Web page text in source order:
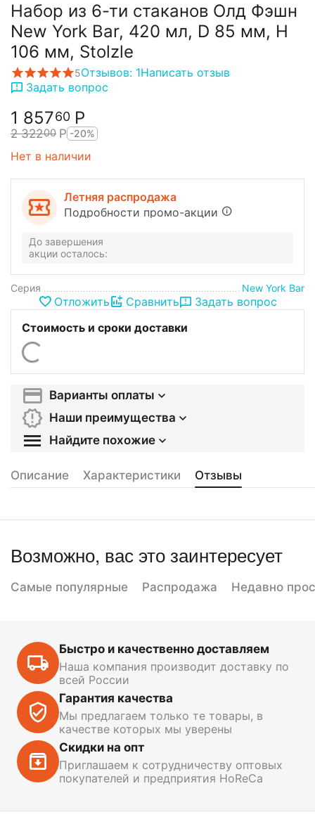
Набор из 6-ти стаканов Олд Фэшн
New York Bar, 420 мл, D 85 мм, H
106 мм, Stolzle
5Отзывов: 1Написать отзыв
Задать вопрос
1 85760 Р
2 32200 Р -20%
Нет в наличии
Летняя распродажа
Подробности промо-акции
До завершения
акции осталось:
Серия New York Bar
Отложить Сравнить
Задать вопрос
Стоимость и сроки доставки
Варианты оплаты
Наши преимущества
Найдите похожие
Описание Характеристики Отзывы
Возможно, вас это заинтересует
Самые популярные Распродажа Недавно
Быстро и качественно доставляем
Наша компания производит доставку по
всей России
Гарантия качества
Мы предлагаем только те товары, в
качестве которых мы уверены
Скидки на опт
Приглашаем к сотрудничеству оптовых
покупателей и предприятия HoReCa